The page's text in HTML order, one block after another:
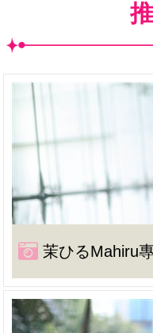
茉ひるMahiru